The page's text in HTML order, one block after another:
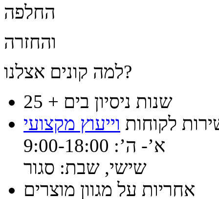
החלפה
והחזרה
למה קונים אצלנו?
25 + שנות ניסיון בים
לקוחות וייעוץ מקצועי
א’- ה’: 9:00-18:00
שישי, שבת: סגור
אחריות על מגוון מוצרים